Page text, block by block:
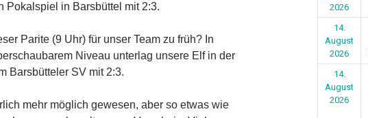
Pokalspiel in Barsbüttel mit 2:3.
Parite (9 Uhr) für unser Team zu früh? In
Niveau unterlag unsere Elf in der
Barsbütteler SV mit 2:3.
mehr möglich gewesen, aber so etwas wie
2026
14.
August
2026
14.
August
2026